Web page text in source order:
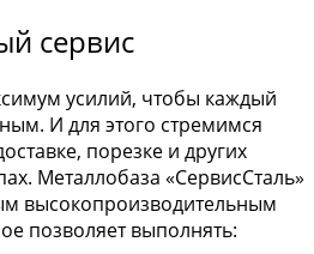
сервис
усилий, чтобы каждый
И для этого стремимся
порезке и других
Металлобаза «СервисСталь»
высокопроизводительным
позволяет выполнять: